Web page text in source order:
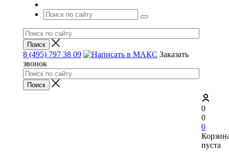
8 (495) 797 38 09
Заказать
звонок
0
0
0
пуста